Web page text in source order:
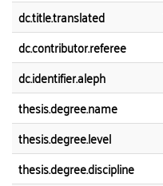
dc.title.translated
dc.contributor.referee
dc.identifier.aleph
thesis.degree.name
thesis.degree.level
thesis.degree.discipline